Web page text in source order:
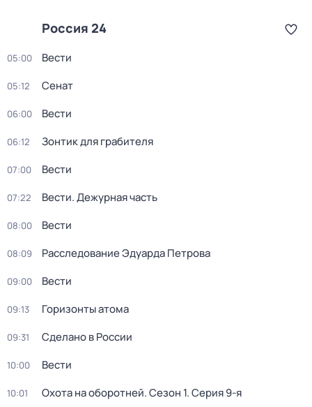
Россия 24
05:00 Вести
05:12 Сенат
06:00 Вести
06:12 Зонтик для грабителя
07:00 Вести
07:22 Вести. Дежурная часть
08:00 Вести
08:09 Расследование Эдуарда Петрова
09:00 Вести
09:13 Горизонты атома
09:31 Сделано в России
10:00 Вести
10:01 Охота на оборотней. Сезон 1. Серия 9-я